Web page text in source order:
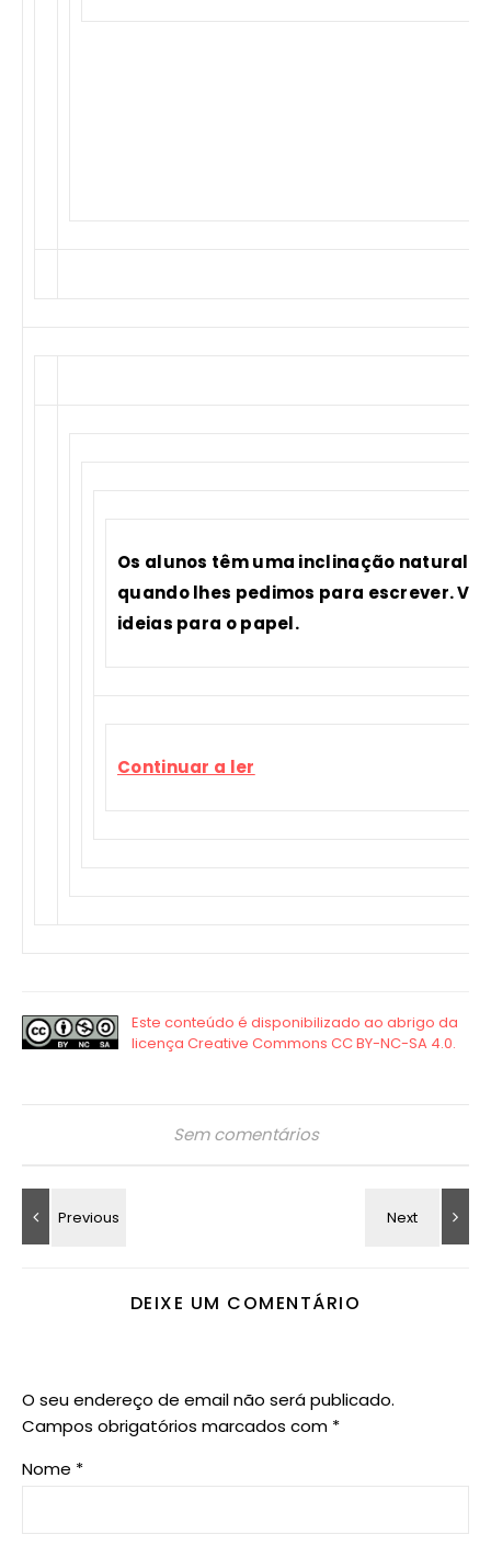
Os alunos têm uma inclinação natural
quando lhes pedimos para escrever.
ideias para o papel.
Continuar a ler
Sem comentários
DEIXE UM COMENTÁRIO
O seu endereço de email não será publicado.
Campos obrigatórios marcados com *
Nome *